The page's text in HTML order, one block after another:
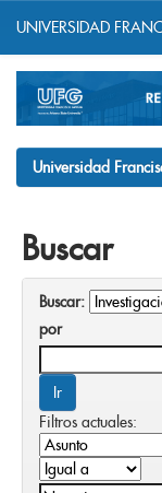
navigation
UNIVERSIDAD
Universidad
Buscar
Buscar:
por
Filtros actuales: